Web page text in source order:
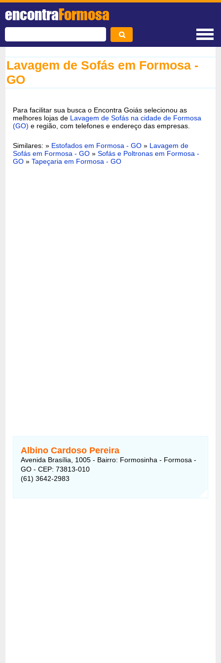
encontraFormosa
Lavagem de Sofás em Formosa -
GO
Para facilitar sua busca o Encontra Goiás selecionou as
melhores lojas de Lavagem de Sofás na cidade de Formosa
(GO) e região, com telefones e endereço das empresas.
Similares: » Estofados em Formosa - GO » Lavagem de
Sofás em Formosa - GO »Sofás e Poltronas em Formosa -
GO »Tapeçaria em Formosa - GO
Albino Cardoso Pereira
Avenida Brasília, 1005 - Bairro: Formosinha - Formosa -
GO - CEP: 73813-010
(61) 3642-2983